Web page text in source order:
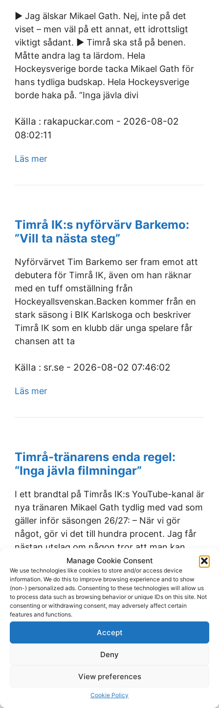
Manage Cookie Consent
We use technologies like cookies to store and/or access device
information. We do this to improve browsing experience and to show
(non-) personalized ads. Consenting to these technologies will allow us
to process data such as browsing behavior or unique IDs on this site. Not
consenting or withdrawing consent, may adversely affect certain
features and functions.
Accept
Deny
View preferences
Cookie Policy
► Jag älskar Mikael Gath. Nej, inte på det
viset – men väl på ett annat, ett idrottsligt
viktigt sådant. ► Timrå ska stå på benen.
Måtte andra lag ta lärdom. Hela
Hockeysverige borde tacka Mikael Gath för
hans tydliga budskap. Hela Hockeysverige
borde haka på. ”Inga jävla divi
Källa : rakapuckar.com - 2026-08-02
08:02:11
Läs mer
Timrå IK:s nyförvärv Barkemo:
”Vill ta nästa steg”
Nyförvärvet Tim Barkemo ser fram emot att
debutera för Timrå IK, även om han räknar
med en tuff omställning från
Hockeyallsvenskan.Backen kommer från en
stark säsong i BIK Karlskoga och beskriver
Timrå IK som en klubb där unga spelare får
chansen att ta
Källa : sr.se - 2026-08-02 07:46:02
Läs mer
Timrå-tränarens enda regel:
“Inga jävla filmningar”
I ett brandtal på Timrås IK:s YouTube-kanal är
nya tränaren Mikael Gath tydlig med vad som
gäller inför säsongen 26/27: – När vi gör
något, gör vi det till hundra procent. Jag får
nästan utslag om någon tror att man kan
komma hit och köra 70–80 procent. Det finns
inte, säger Ga
Källa : hockeynews.se - 2026-08-01
13:07:17
CHALLE: Här är laget som åker